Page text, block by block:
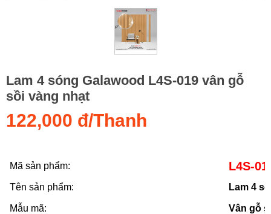
Lam 4 sóng Galawood L4S-019 vân gỗ
sồi vàng nhạt
122,000 đ/Thanh
Mã sản phẩm: L4S-
Tên sản phẩm: Lam 4
Mẫu mã: Vân gỗ